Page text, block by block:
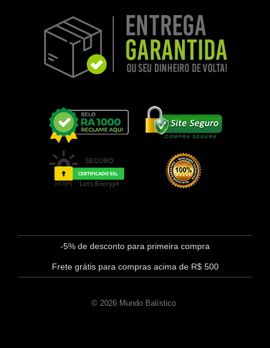
-5% de desconto para primeira compra
Frete grátis para compras acima de R$ 500
© 2026 Mundo Balístico